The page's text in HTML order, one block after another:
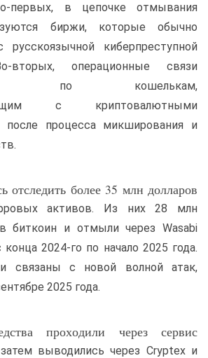
первых, в цепочке отмывания
биржи, которые обычно
русскоязычной киберпреступной
вторых, операционные связи
по кошелькам,
с криптовалютными
процесса микширования и
отследить более 35 млн долларов
активов. Из них 28 млн
биткоин и отмыли через Wasabi
2024-го по начало 2025 года.
с новой волной атак,
2025 года.
проходили через сервис
затем выводились через Cryptex и